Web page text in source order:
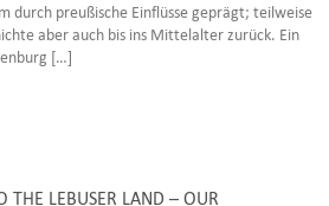
durch preußische Einflüsse geprägt; teilweise
aber auch bis ins Mittelalter zurück. Ein
[…]
THE LEBUSER LAND – OUR